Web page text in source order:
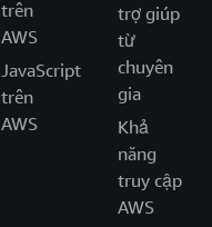
trên
AWS
JavaScript
trên
AWS
trợ giúp
từ
chuyên
gia
Khả
năng
truy cập
AWS